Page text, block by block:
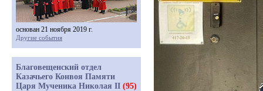
основан 21 ноября 2019 г.
Другие события
Благовещенский отдел
Казачьего Конвоя Памяти
Царя Мученика Николая II (95)